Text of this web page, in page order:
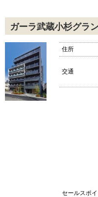
ガーラ武蔵小杉グラ
住所
交通
セールスポ